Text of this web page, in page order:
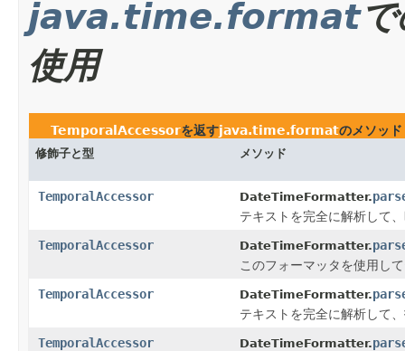
java.time.formatで
使用
TemporalAccessorを返すjava.time.formatのメソッド
修飾子と型 メソッド
TemporalAccessor DateTimeFormatter.
テキストを完全に解析して
TemporalAccessor
DateTimeFormatter.
このフォーマッタを使用し
TemporalAccessor
DateTimeFormatter.
テキストを完全に解析して
TemporalAccessor
DateTimeFormatter.